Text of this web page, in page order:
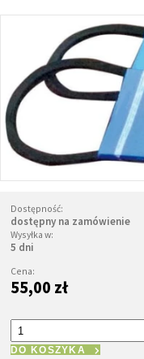
Dostępność:
dostępny na zamówienie
Wysyłka w:
5 dni
Cena:
55,00 zł
DO KOSZYKA